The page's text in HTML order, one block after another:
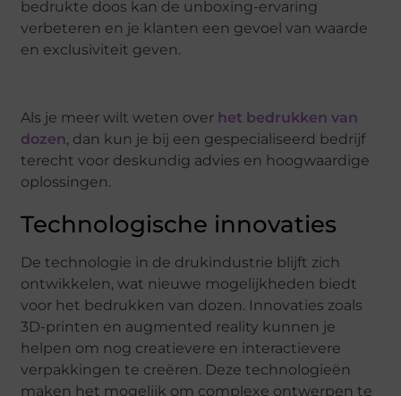
bedrukte doos kan de unboxing-ervaring
verbeteren en je klanten een gevoel van waarde
en exclusiviteit geven.
Als je meer wilt weten over het bedrukken van
dozen, dan kun je bij een gespecialiseerd bedrijf
terecht voor deskundig advies en hoogwaardige
oplossingen.
Technologische innovaties
De technologie in de drukindustrie blijft zich
ontwikkelen, wat nieuwe mogelijkheden biedt
voor het bedrukken van dozen. Innovaties zoals
3D-printen en augmented reality kunnen je
helpen om nog creatievere en interactievere
verpakkingen te creëren. Deze technologieën
maken het mogelijk om complexe ontwerpen te